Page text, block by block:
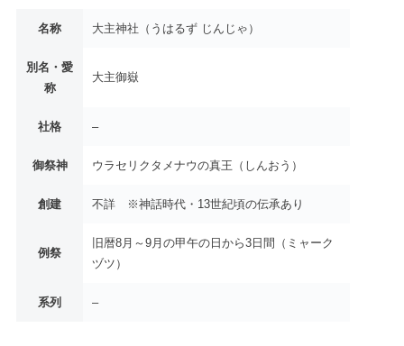
名称 大主神社（うはるず じんじゃ）
別名・愛
称
大主御嶽
社格 –
御祭神 ウラセリクタメナウの真王（しんおう）
創建 不詳 ※神話時代・13世紀頃の伝承あり
例祭
旧暦8月～9月の甲午の日から3日間（ミャーク
ヅツ）
系列 –